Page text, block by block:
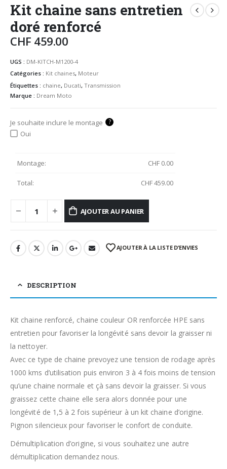
Kit chaine sans entretien
doré renforcé
CHF 459.00
UGS : DM-KITCH-M1200-4
Catégories : Kit chaines, Moteur
Étiquettes : chaine, Ducati, Transmission
Marque : Dream Moto
Je souhaite inclure le montage ?
Oui
Montage: CHF 0.00
Total: CHF459.00
AJOUTER AU PANIER
AJOUTER À LA LISTE D’ENVIES
DESCRIPTION
Kit chaine renforcé, chaine couleur OR renforcée HPE sans
entretien pour favoriser la longévité sans devoir la graisser ni
la nettoyer.
Avec ce type de chaine prevoyez une tension de rodage après
1000 kms d’utilisation puis environ 3 à 4 fois moins de tension
qu’une chaine normale et çà sans devoir la graisser. Si vous
graissez cette chaine elle sera alors donnée pour une
longévité de 1,5 à 2 fois supérieur à un kit chaine d’origine.
Pignon silencieux pour favoriser le confort de conduite.
Démultiplication d’origine, si vous souhaitez une autre
démultiplication demandez nous.